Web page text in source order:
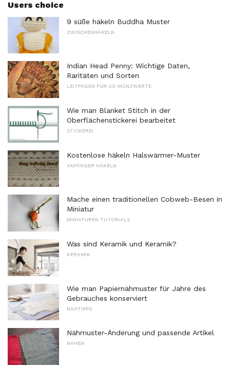
Users choice
9 süße häkeln Buddha Muster
ZWISCHENHÄKELN
Indian Head Penny: Wichtige Daten,
Raritäten und Sorten
LEITFADEN FÜR US-MÜNZWERTE
Wie man Blanket Stitch in der
Oberflächenstickerei bearbeitet
STICKEREI
Kostenlose häkeln Halswärmer-Muster
ANFÄNGER HÄKELN
Mache einen traditionellen Cobweb-Besen in
Miniatur
MINIATUREN TUTORIALS
Was sind Keramik und Keramik?
KERAMIK
Wie man Papiernähmuster für Jahre des
Gebrauches konserviert
NÄHTIPPS
Nähmuster-Änderung und passende Artikel
NÄHEN